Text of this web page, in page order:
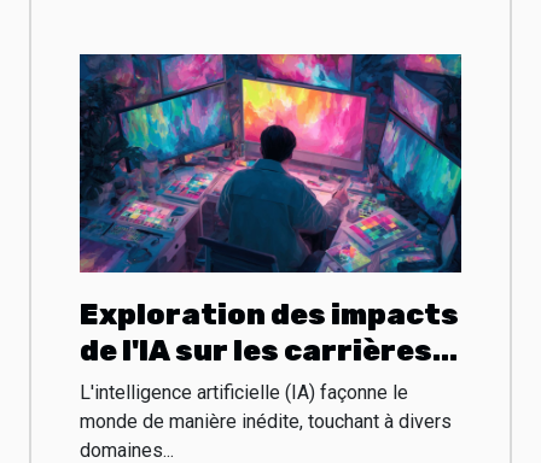
Exploration des impacts
de l'IA sur les carrières
artistiques et le design
graphique
L'intelligence artificielle (IA) façonne le
monde de manière inédite, touchant à divers
domaines...